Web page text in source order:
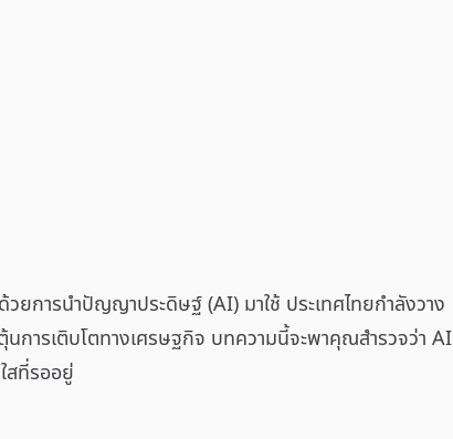
ยการนำปัญญาประดิษฐ์ (AI) มาใช้ ประเทศไทยกำลังวาง
การเติบโตทางเศรษฐกิจ บทความนี้จะพาคุณสำรวจว่า AI
สที่รออยู่